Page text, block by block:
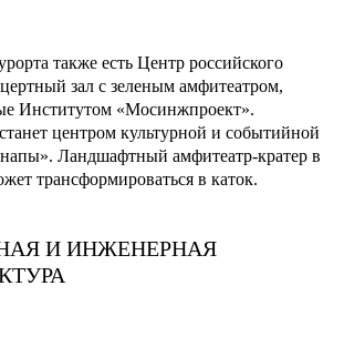
также есть Центр российского
зал с зеленым амфитеатром,
Институтом «Мосинжпроект».
центром культурной и событийной
Ландшафтный амфитеатр-кратер в
трансформироваться в каток.
И ИНЖЕНЕРНАЯ